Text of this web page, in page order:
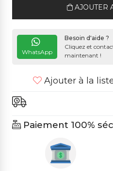
AJOUTER
WhatsApp
Besoin d'aide ?
Cliquez et
maintenant !
Ajouter à la
Paiement 100%